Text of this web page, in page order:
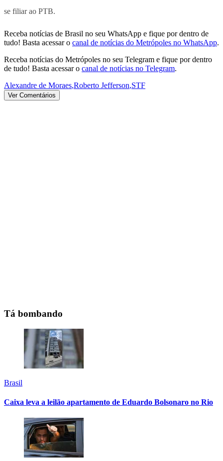
se filiar ao PTB.
Receba notícias de Brasil no seu WhatsApp e fique por dentro de
tudo! Basta acessar o canal de notícias do Metrópoles no WhatsApp.
Receba notícias do Metrópoles no seu Telegram e fique por dentro
de tudo! Basta acessar o canal de notícias no Telegram.
Alexandre de Moraes,Roberto Jefferson,STF
Ver Comentários
Tá bombando
Brasil
Caixa leva a leilão apartamento de Eduardo Bolsonaro no Rio